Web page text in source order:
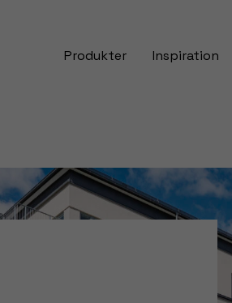
Produkter Inspiration